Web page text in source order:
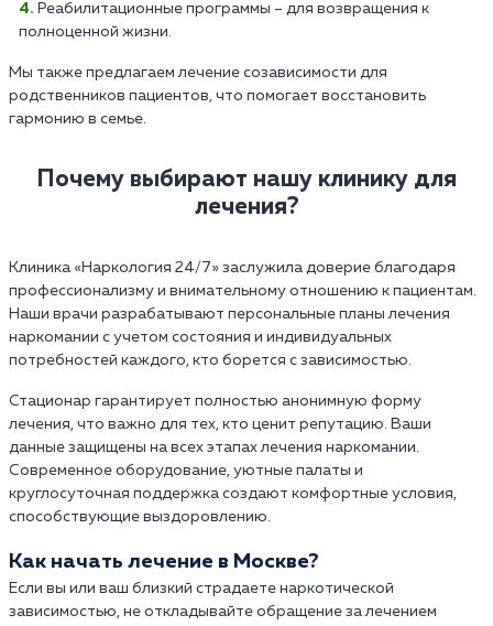
Реабилитационные программы – для возвращения к
полноценной жизни.
Мы также предлагаем лечение созависимости для
родственников пациентов, что помогает восстановить
гармонию в семье.
Почему выбирают нашу клинику для
лечения?
Клиника «Наркология 24/7» заслужила доверие благодаря
профессионализму и внимательному отношению к пациентам.
Наши врачи разрабатывают персональные планы лечения
наркомании с учетом состояния и индивидуальных
потребностей каждого, кто борется с зависимостью.
Стационар гарантирует полностью анонимную форму
лечения, что важно для тех, кто ценит репутацию. Ваши
данные защищены на всех этапах лечения наркомании.
Современное оборудование, уютные палаты и
круглосуточная поддержка создают комфортные условия,
способствующие выздоровлению.
Как начать лечение в Москве?
Если вы или ваш близкий страдаете наркотической
зависимостью, не откладывайте обращение за лечением